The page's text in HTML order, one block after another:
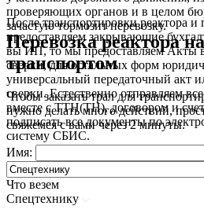
проверяющих органов и в целом
зачастую тормозит перевозку.
После транспортировки реактора
предоставляем закрывающие
вы ИП, то мы предоставляем Акты
сверки, для остальных форм
универсальный передаточный акт
сверки. Естественно отправляем
вместе с ТТН(ТН), договором и
подписать все документы по
систему СБИС.
Перевозка реактора
транспортом
Чтобы заказать трал для
нужно делать много действий,
свяжемся с вами через 2 минуты.
Имя:
Что везем
Спецтехнику